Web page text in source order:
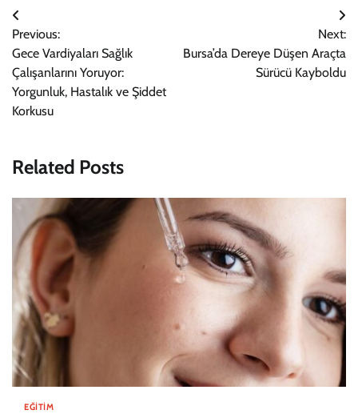
Yazı
gezinmesi
Previous:
Gece Vardiyaları Sağlık
Çalışanlarını Yoruyor:
Yorgunluk, Hastalık ve Şiddet
Korkusu
Next:
Bursa’da Dereye Düşen Araçta
Sürücü Kayboldu
Related Posts
EĞITIM